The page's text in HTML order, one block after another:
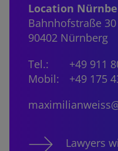
Location
Bahnhofstraße 30
90402 Nürnberg
Tel.:
+49 911
Mobil:
+49 175
Lawyers